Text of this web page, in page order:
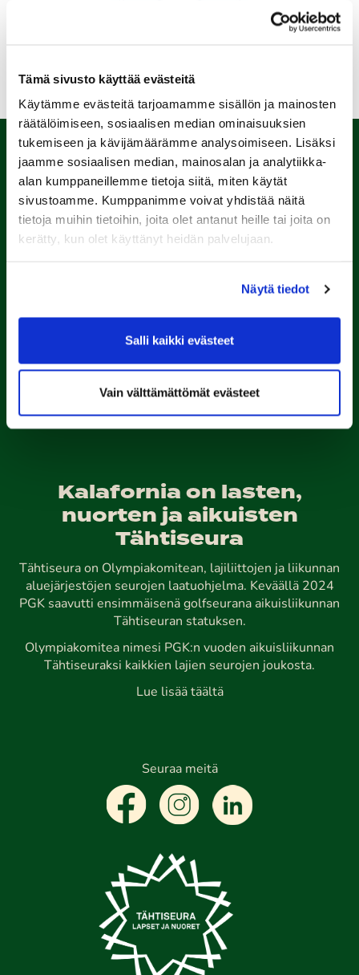
Tämä sivusto käyttää evästeitä
Käytämme evästeitä tarjoamamme sisällön ja mainosten
räätälöimiseen, sosiaalisen median ominaisuuksien
tukemiseen ja kävijämäärämme analysoimiseen. Lisäksi
jaamme sosiaalisen median, mainosalan ja analytiikka-
alan kumppaneillemme tietoja siitä, miten käytät
sivustoamme. Kumppanimme voivat yhdistää näitä
tietoja muihin tietoihin, joita olet antanut heille tai joita on
kerätty, kun olet käyttänyt heidän palvelujaan.
Näytä tiedot
Salli kaikki evästeet
Vain välttämättömät evästeet
caddie-master@kalafornia.com
Toimistotoimisto@kalafornia.com
Kalafornia on lasten,
nuorten ja aikuisten
Tähtiseura
Tähtiseura on Olympiakomitean, lajiliittojen ja liikunnan
aluejärjestöjen seurojen laatuohjelma. Keväällä 2024
PGK saavutti ensimmäisenä golfseurana aikuisliikunnan
Tähtiseuran statuksen.
Olympiakomitea nimesi PGK:n vuoden aikuisliikunnan
Tähtiseuraksi kaikkien lajien seurojen joukosta.
Lue lisää täältä
Seuraa meitä